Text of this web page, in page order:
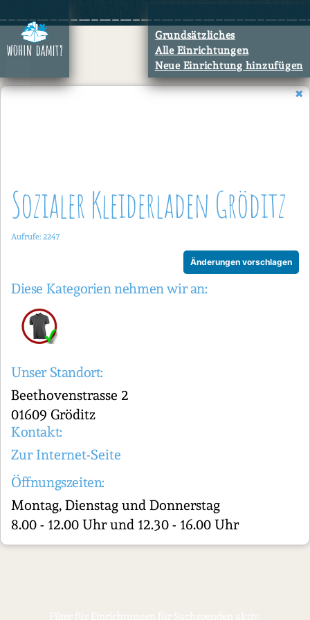
Inhalt
springen
Grundsätzliches
Alle Einrichtungen
Neue Einrichtung hinzufügen
Sozialer Kleiderladen Gröditz
Aufrufe: 2247
Änderungen vorschlagen
Diese Kategorien nehmen wir an:
Unser Standort:
Beethovenstrasse 2
01609 Gröditz
Kontakt:
Zur Internet-Seite
Öffnungszeiten:
Montag, Dienstag und Donnerstag
8.00 - 12.00 Uhr und 12.30 - 16.00 Uhr